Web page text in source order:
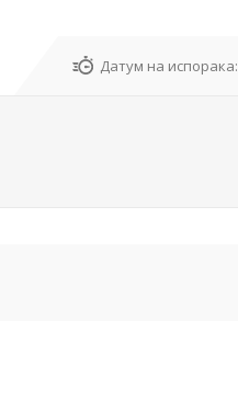
Датум на испорака: